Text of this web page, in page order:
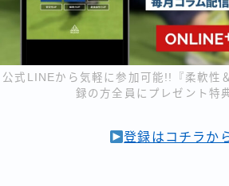
公式LINEから気軽に参加可能!!『柔軟性
録の方全員にプレゼント特
登録はコチラか